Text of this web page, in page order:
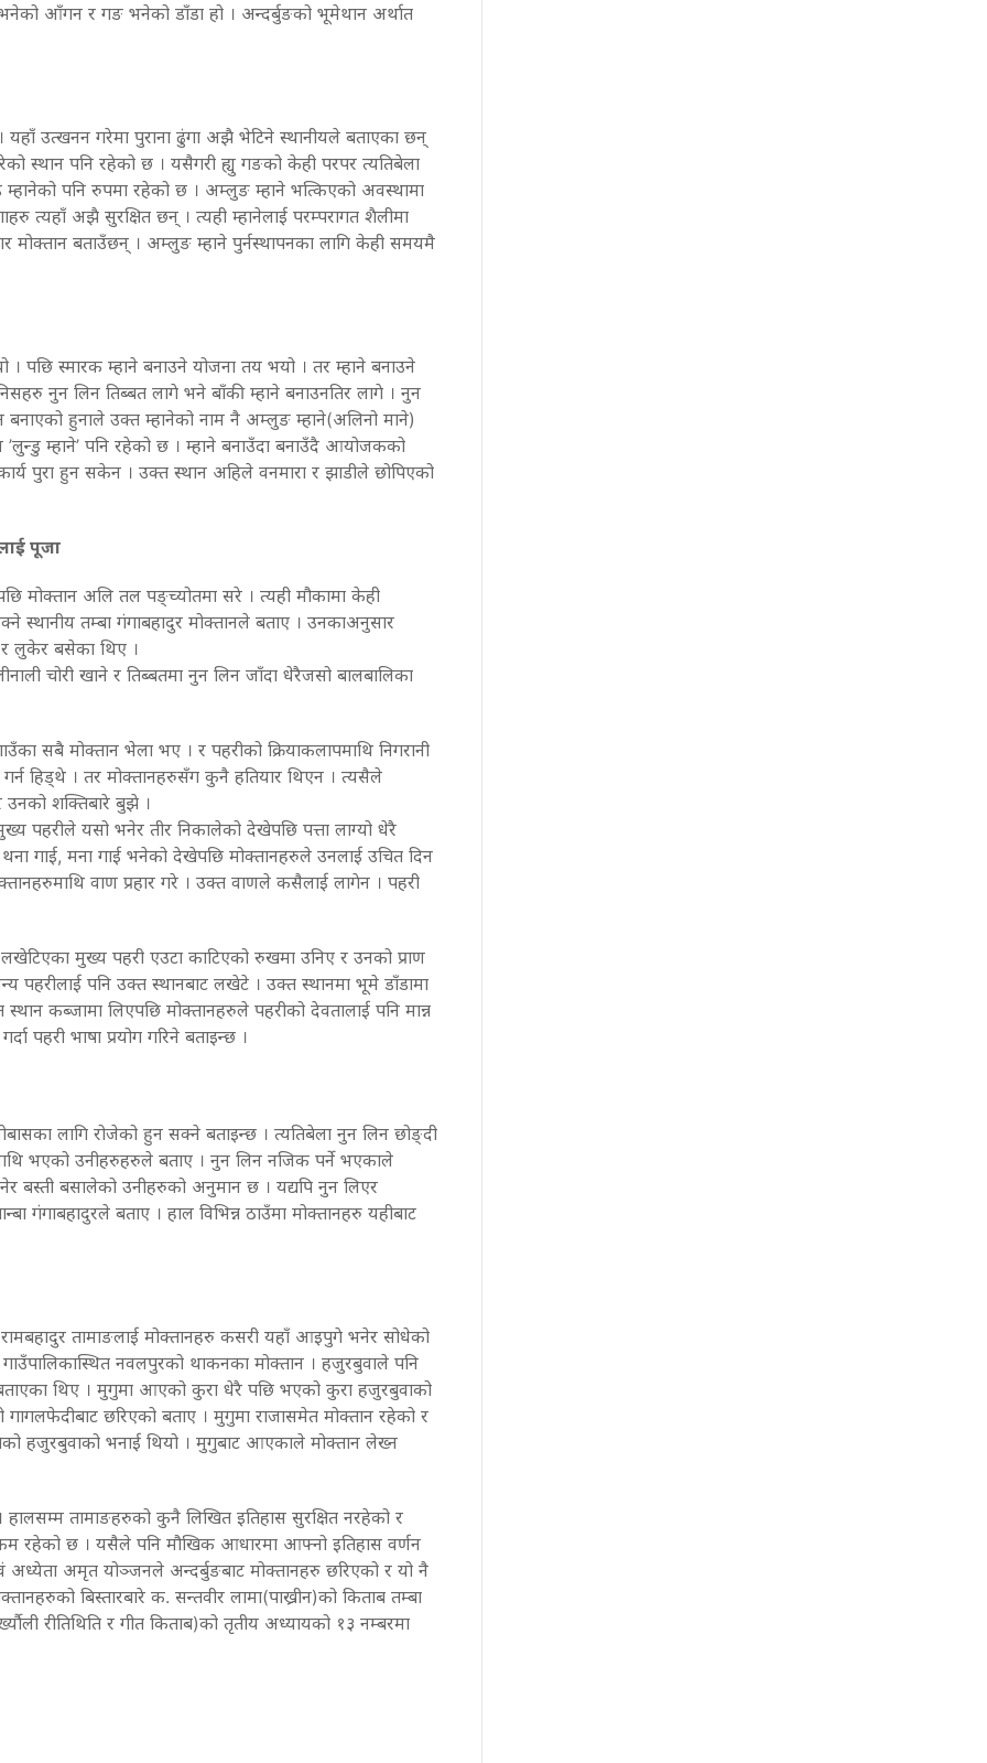
आँगन र गङ भनेको डाँडा हो । अन्दर्बुङको भूमेथान अर्थात
उत्खनन गरेमा पुराना ढुंगा अझै भेटिने स्थानीयले बताएका छन्
स्थान पनि रहेको छ । यसैगरी ह्यु गङको केही परपर त्यतिबेला
पनि रुपमा रहेको छ । अम्लुङ म्हाने भत्किएको अवस्थामा
त्यहाँ अझै सुरक्षित छन् । त्यही म्हानेलाई परम्परागत शैलीमा
मोक्तान बताउँछन् । अम्लुङ म्हाने पुर्नस्थापनका लागि केही समयमै
। पछि स्मारक म्हाने बनाउने योजना तय भयो । तर म्हाने बनाउने
नुन लिन तिब्बत लागे भने बाँकी म्हाने बनाउनतिर लागे । नुन
हुनाले उक्त म्हानेको नाम नै अम्लुङ म्हाने(अलिनो माने)
म्हाने’ पनि रहेको छ । म्हाने बनाउँदा बनाउँदै आयोजकको
पुरा हुन सकेन । उक्त स्थान अहिले वनमारा र झाडीले छोपिएको
पूजा
मोक्तान अलि तल पङ्च्योतमा सरे । त्यही मौकामा केही
तम्बा गंगाबहादुर मोक्तानले बताए । उनकाअनुसार
र लुकेर बसेका थिए ।
चोरी खाने र तिब्बतमा नुन लिन जाँदा धेरैजसो बालबालिका
सबै मोक्तान भेला भए । र पहरीको क्रियाकलापमाथि निगरानी
हिड्थे । तर मोक्तानहरुसँग कुनै हतियार थिएन । त्यसैले
उनको शक्तिबारे बुझे ।
पहरीले यसो भनेर तीर निकालेको देखेपछि पत्ता लाग्यो धेरै
थना गाई, मना गाई भनेको देखेपछि मोक्तानहरुले उनलाई उचित दिन
वाण प्रहार गरे । उक्त वाणले कसैलाई लागेन । पहरी
मुख्य पहरी एउटा काटिएको रुखमा उनिए र उनको प्राण
पहरीलाई पनि उक्त स्थानबाट लखेटे । उक्त स्थानमा भूमे डाँडामा
कब्जामा लिएपछि मोक्तानहरुले पहरीको देवतालाई पनि मान्न
पहरी भाषा प्रयोग गरिने बताइन्छ ।
लागि रोजेको हुन सक्ने बताइन्छ । त्यतिबेला नुन लिन छोङ्दी
भएको उनीहरुहरुले बताए । नुन लिन नजिक पर्ने भएकाले
बस्ती बसालेको उनीहरुको अनुमान छ । यद्यपि नुन लिएर
गंगाबहादुरले बताए । हाल विभिन्न ठाउँमा मोक्तानहरु यहीबाट
तामाङलाई मोक्तानहरु कसरी यहाँ आइपुगे भनेर सोधेको
गाउँपालिकास्थित नवलपुरको थाकनका मोक्तान । हजुरबुवाले पनि
थिए । मुगुमा आएको कुरा धेरै पछि भएको कुरा हजुरबुवाको
गागलफेदीबाट छरिएको बताए । मुगुमा राजासमेत मोक्तान रहेको र
हजुरबुवाको भनाई थियो । मुगुबाट आएकाले मोक्तान लेख्न
तामाङहरुको कुनै लिखित इतिहास सुरक्षित नरहेको र
रहेको छ । यसैले पनि मौखिक आधारमा आफ्नो इतिहास वर्णन
अध्येता अमृत योञ्जनले अन्दर्बुङबाट मोक्तानहरु छरिएको र यो नै
बिस्तारबारे क. सन्तवीर लामा(पाख्रीन)को किताब तम्बा
रीतिथिति र गीत किताब)को तृतीय अध्यायको १३ नम्बरमा